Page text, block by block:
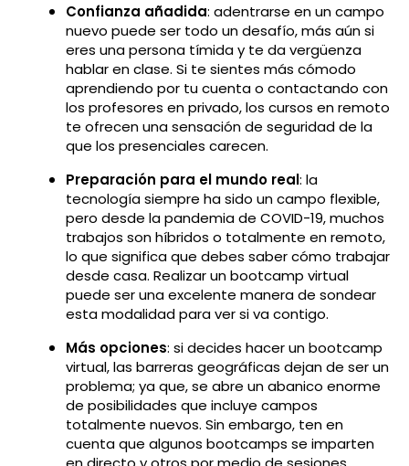
Confianza añadida: adentrarse en un campo
nuevo puede ser todo un desafío, más aún si
eres una persona tímida y te da vergüenza
hablar en clase. Si te sientes más cómodo
aprendiendo por tu cuenta o contactando con
los profesores en privado, los cursos en remoto
te ofrecen una sensación de seguridad de la
que los presenciales carecen.
Preparación para el mundo real: la
tecnología siempre ha sido un campo flexible,
pero desde la pandemia de COVID-19, muchos
trabajos son híbridos o totalmente en remoto,
lo que significa que debes saber cómo trabajar
desde casa. Realizar un bootcamp virtual
puede ser una excelente manera de sondear
esta modalidad para ver si va contigo.
Más opciones: si decides hacer un bootcamp
virtual, las barreras geográficas dejan de ser un
problema; ya que, se abre un abanico enorme
de posibilidades que incluye campos
totalmente nuevos. Sin embargo, ten en
cuenta que algunos bootcamps se imparten